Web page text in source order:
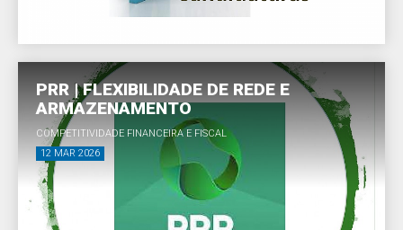
PRR | FLEXIBILIDADE DE REDE E
ARMAZENAMENTO
COMPETITIVIDADE FINANCEIRA E FISCAL
12 MAR 2026